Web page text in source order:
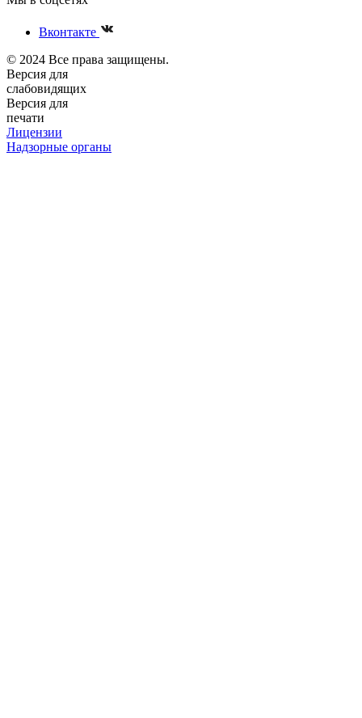
Вконтакте
© 2024 Все права защищены.
Версия для
слабовидящих
Версия для
печати
Лицензии
Надзорные органы